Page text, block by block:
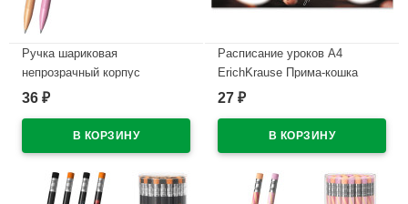
Ручка шариковая
непрозрачный корпус
(ErichKrause) Прима-кошка
арт.65352 (Ст.50)
36 ₽
Расписание уроков А4
ErichKrause Прима-кошка
арт.65307
27 ₽